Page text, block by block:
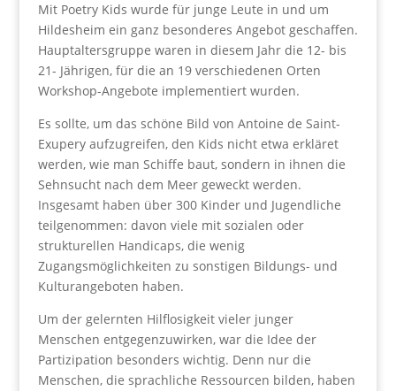
Mit Poetry Kids wurde für junge Leute in und um
Hildesheim ein ganz besonderes Angebot geschaffen.
Hauptaltersgruppe waren in diesem Jahr die 12- bis
21- Jährigen, für die an 19 verschiedenen Orten
Workshop-Angebote implementiert wurden.
Es sollte, um das schöne Bild von Antoine de Saint-
Exupery aufzugreifen, den Kids nicht etwa erkläret
werden, wie man Schiffe baut, sondern in ihnen die
Sehnsucht nach dem Meer geweckt werden.
Insgesamt haben über 300 Kinder und Jugendliche
teilgenommen: davon viele mit sozialen oder
strukturellen Handicaps, die wenig
Zugangsmöglichkeiten zu sonstigen Bildungs- und
Kulturangeboten haben.
Um der gelernten Hilflosigkeit vieler junger
Menschen entgegenzuwirken, war die Idee der
Partizipation besonders wichtig. Denn nur die
Menschen, die sprachliche Ressourcen bilden, haben